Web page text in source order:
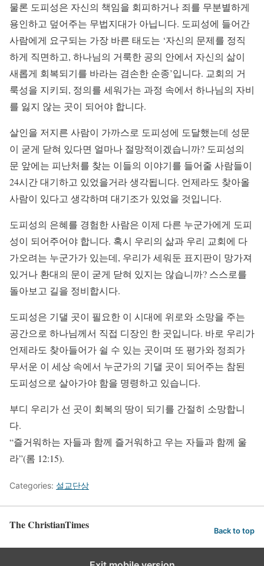
물론 도피성은 자신의 책임을 회피하거나 죄를 무분별하게
용인하고 덮어주는 무법지대가 아닙니다. 도피성에 들어간
사람에게 요구되는 가장 바른 태도는 ‘자신의 문제를 정직
하게 직면하고, 하나님의 거룩한 공의 안에서 자신의 삶이
새롭게 회복되기를 바라는 겸손한 순종’입니다. 교회의 거
룩성을 지키되, 정의를 세워가는 과정 속에서 하나님의 자비
를 잃지 않는 곳이 되어야 합니다.
살인을 저지른 사람이 가까스로 도피성에 도달했는데 성문
이 굳게 닫혀 있다면 얼마나 절망적이겠습니까? 도피성의
문 앞에는 피난처를 찾는 이들의 이야기를 들어줄 사람들이
24시간 대기하고 있었을거라 생각됩니다. 언제라도 찾아올
사람이 있다고 생각하며 대기조가 있었을 것입니다.
도피성의 은혜를 경험한 사람은 이제 다른 누군가에게 도피
성이 되어주어야 합니다. 혹시 우리의 삶과 우리 교회에 다
가오려는 누군가가 있는데, 우리가 세워둔 표지판이 망가져
있거나 환대의 문이 굳게 닫혀 있지는 않습니까? 스스로를
돌아보고 길을 정비합시다.
도피성은 기댈 곳이 필요한 이 시대에 위로와 소망을 주는
공간으로 하나님께서 직접 디장인 한 곳입니다. 바로 우리가
언제라도 찾아들어가 쉴 수 있는 곳이며 또 평가와 정죄가
무서운 이 세상 속에서 누군가의 기댈 곳이 되어주는 참된
도피성으로 살아가야 함을 명령하고 있습니다.
부디 우리가 선 곳이 회복의 땅이 되기를 간절히 소망합니
다.
“즐거워하는 자들과 함께 즐거워하고 우는 자들과 함께 울
라”(롬 12:15).
Categories: 설교단상
The ChristianTimes Back to top